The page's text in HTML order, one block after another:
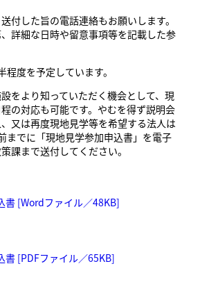
付した旨の電話連絡もお願いします。
詳細な日時や留意事項等を記載した参
度を予定しています。
をより知っていただく機会として、現
の対応も可能です。やむを得ず説明会
又は再度現地見学等を希望する法人は
までに「現地見学参加申込書」を電子
課まで送付してください。
書 [Wordファイル／48KB]
書 [PDFファイル／65KB]